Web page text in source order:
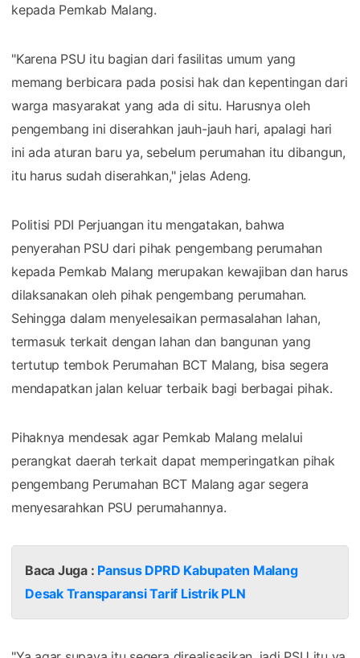
kepada Pemkab Malang.
"Karena PSU itu bagian dari fasilitas umum yang
memang berbicara pada posisi hak dan kepentingan dari
warga masyarakat yang ada di situ. Harusnya oleh
pengembang ini diserahkan jauh-jauh hari, apalagi hari
ini ada aturan baru ya, sebelum perumahan itu dibangun,
itu harus sudah diserahkan," jelas Adeng.
Politisi PDI Perjuangan itu mengatakan, bahwa
penyerahan PSU dari pihak pengembang perumahan
kepada Pemkab Malang merupakan kewajiban dan harus
dilaksanakan oleh pihak pengembang perumahan.
Sehingga dalam menyelesaikan permasalahan lahan,
termasuk terkait dengan lahan dan bangunan yang
tertutup tembok Perumahan BCT Malang, bisa segera
mendapatkan jalan keluar terbaik bagi berbagai pihak.
Pihaknya mendesak agar Pemkab Malang melalui
perangkat daerah terkait dapat memperingatkan pihak
pengembang Perumahan BCT Malang agar segera
menyesarahkan PSU perumahannya.
Baca Juga : Pansus DPRD Kabupaten Malang
Desak Transparansi Tarif Listrik PLN